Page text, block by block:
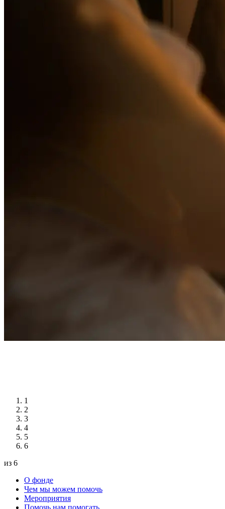
1
2
3
4
5
6
из 6
О фонде
Чем мы можем помочь
Мероприятия